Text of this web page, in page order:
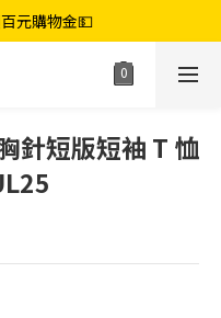
元購物金💵
針短版短袖 T 恤